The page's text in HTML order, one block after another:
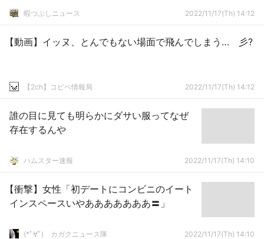
暇つぶしニュース 2022/11/17(Th) 14:12
【動画】イッヌ、とんでもない場面で飛んでしまう… 彡?
【2ch】コピペ情報局 2022/11/17(Th) 14:12
誰の目に見ても明らかにダサい服ってなぜ
存在するんや
ハムスター速報 2022/11/17(Th) 14:10
【衝撃】女性「初デートにコンビニのイート
インスペースいやあああああああ〓」
(*ﾟ∀ﾟ)ゞカガクニュース隊 2022/11/17(Th) 14:10